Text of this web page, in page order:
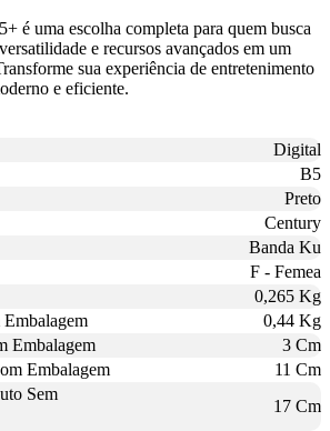
é uma escolha completa para quem busca
e recursos avançados em um
sua experiência de entretenimento
e eficiente.
Digital
B5
Preto
Century
Banda Ku
F - Femea
0,265 Kg
0,44 Kg
Embalagem
3 Cm
Embalagem
11 Cm
Sem
17 Cm